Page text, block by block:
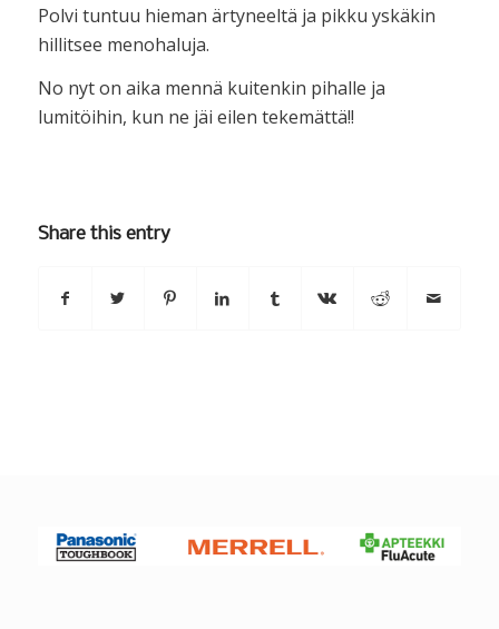
Polvi tuntuu hieman ärtyneeltä ja pikku yskäkin
hillitsee menohaluja.
No nyt on aika mennä kuitenkin pihalle ja
lumitöihin, kun ne jäi eilen tekemättä!!
Share this entry